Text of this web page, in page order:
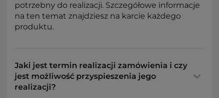
potrzebny do realizacji. Szczegółowe informacje
na ten temat znajdziesz na karcie każdego
produktu.
Jaki jest termin realizacji zamówienia i czy
jest możliwość przyspieszenia jego
realizacji?